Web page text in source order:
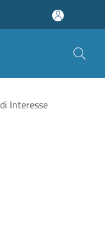
Interesse